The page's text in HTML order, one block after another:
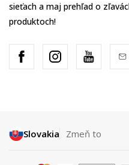
sieťach a maj prehľad o
produktoch!
Slovakia Zmeň to